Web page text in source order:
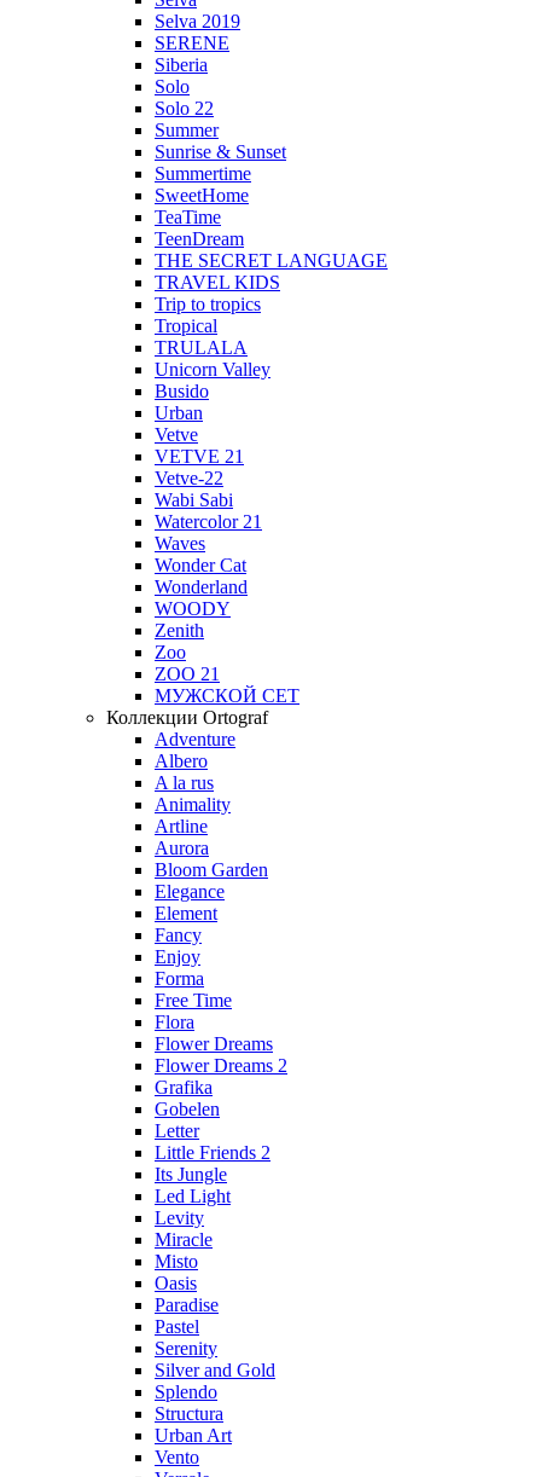
Selva 2019
SERENE
Siberia
Solo
Solo 22
Summer
Sunrise & Sunset
Summertime
SweetHome
TeaTime
TeenDream
THE SECRET LANGUAGE
TRAVEL KIDS
Trip to tropics
Tropical
TRULALA
Unicorn Valley
Busido
Urban
Vetve
VETVE 21
Vetve-22
Wabi Sabi
Watercolor 21
Waves
Wonder Cat
Wonderland
WOODY
Zenith
Zoo
ZOO 21
МУЖСКОЙ СЕТ
Коллекции Ortograf
Adventure
Albero
A la rus
Animality
Artline
Aurora
Bloom Garden
Elegance
Element
Fancy
Enjoy
Forma
Free Time
Flora
Flower Dreams
Flower Dreams 2
Grafika
Gobelen
Letter
Little Friends 2
Its Jungle
Led Light
Levity
Miracle
Misto
Oasis
Paradise
Pastel
Serenity
Silver and Gold
Splendo
Structura
Urban Art
Vento